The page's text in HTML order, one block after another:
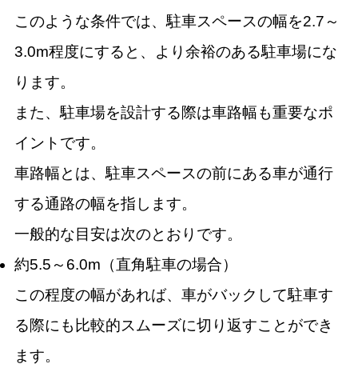
このような条件では、駐車スペースの幅を2.7～
3.0m程度にすると、より余裕のある駐車場にな
ります。
また、駐車場を設計する際は車路幅も重要なポ
イントです。
車路幅とは、駐車スペースの前にある車が通行
する通路の幅を指します。
一般的な目安は次のとおりです。
約5.5～6.0m（直角駐車の場合）
この程度の幅があれば、車がバックして駐車す
る際にも比較的スムーズに切り返すことができ
ます。